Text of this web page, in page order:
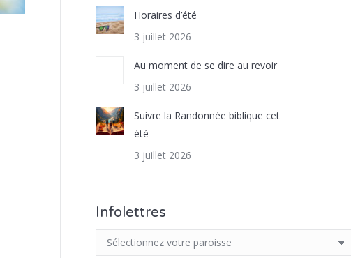
Horaires d’été
3 juillet 2026
Au moment de se dire au revoir
3 juillet 2026
Suivre la Randonnée biblique cet
été
3 juillet 2026
Infolettres